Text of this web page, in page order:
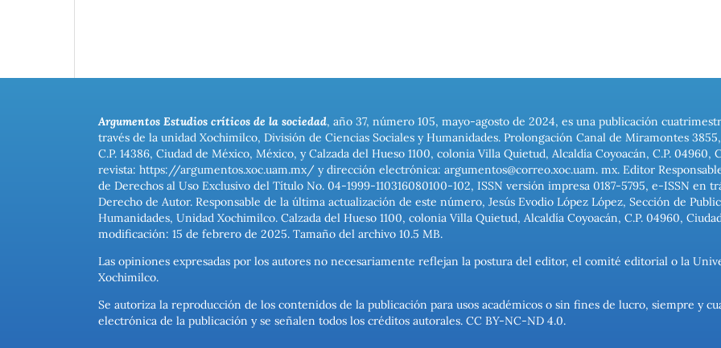
Argumentos Estudios críticos de la sociedad, año 37, número 105, mayo-agosto de 2024, es una publicación
través de la unidad Xochimilco, División de Ciencias Sociales y Humanidades. Prolongación Canal de Miramontes
C.P. 14386, Ciudad de México, México, y Calzada del Hueso 1100, colonia Villa Quietud, Alcaldía Coyoacán, C.P.
revista: https://argumentos.xoc.uam.mx/ y dirección electrónica: argumentos@correo.xoc.uam. mx. Editor
de Derechos al Uso Exclusivo del Título No. 04-1999-110316080100-102, ISSN versión impresa 0187-5795, e-ISSN
Derecho de Autor. Responsable de la última actualización de este número, Jesús Evodio López López, Sección de
Humanidades, Unidad Xochimilco. Calzada del Hueso 1100, colonia Villa Quietud, Alcaldía Coyoacán, C.P. 04960,
modificación: 15 de febrero de 2025. Tamaño del archivo 10.5 MB.
Las opiniones expresadas por los autores no necesariamente reflejan la postura del editor, el comité editorial o la
Xochimilco.
Se autoriza la reproducción de los contenidos de la publicación para usos académicos o sin fines de lucro, siempre y
electrónica de la publicación y se señalen todos los créditos autorales. CC BY-NC-ND 4.0.